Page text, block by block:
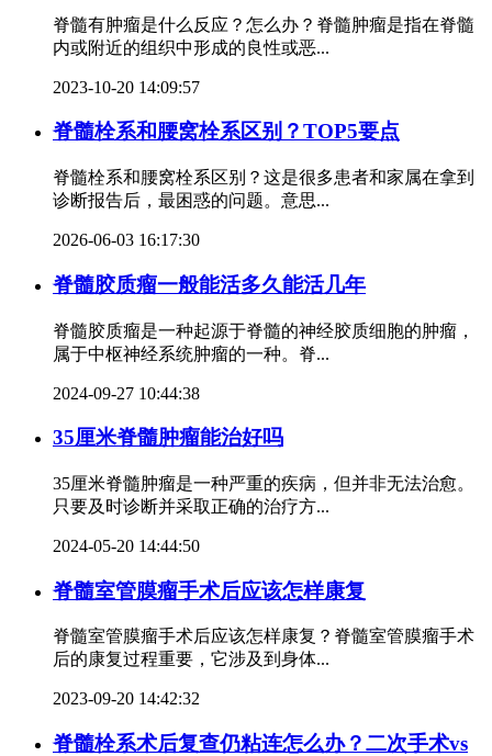
脊髓有肿瘤是什么反应？怎么办？脊髓肿瘤是指在脊髓
内或附近的组织中形成的良性或恶...
2023-10-20 14:09:57
脊髓栓系和腰窝栓系区别？TOP5要点
脊髓栓系和腰窝栓系区别？这是很多患者和家属在拿到
诊断报告后，最困惑的问题。意思...
2026-06-03 16:17:30
脊髓胶质瘤一般能活多久能活几年
脊髓胶质瘤是一种起源于脊髓的神经胶质细胞的肿瘤，
属于中枢神经系统肿瘤的一种。脊...
2024-09-27 10:44:38
35厘米脊髓肿瘤能治好吗
35厘米脊髓肿瘤是一种严重的疾病，但并非无法治愈。
只要及时诊断并采取正确的治疗方...
2024-05-20 14:44:50
脊髓室管膜瘤手术后应该怎样康复
脊髓室管膜瘤手术后应该怎样康复？脊髓室管膜瘤手术
后的康复过程重要，它涉及到身体...
2023-09-20 14:42:32
脊髓栓系术后复查仍粘连怎么办？二次手术vs